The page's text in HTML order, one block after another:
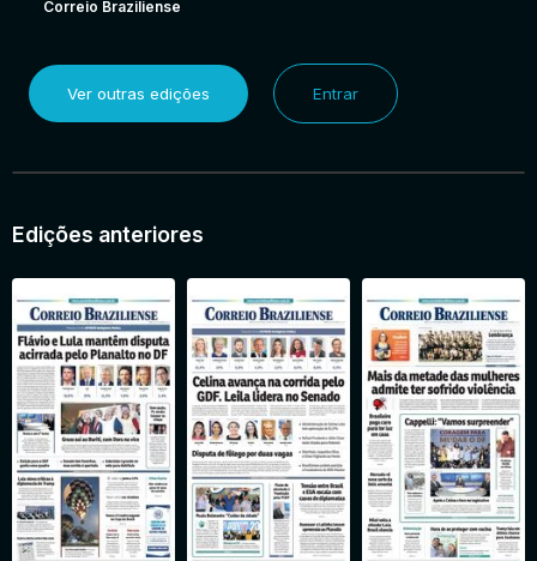
Correio Braziliense
Ver outras edições Entrar
Edições anteriores